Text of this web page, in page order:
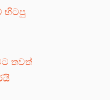
හිටපු
තවත්